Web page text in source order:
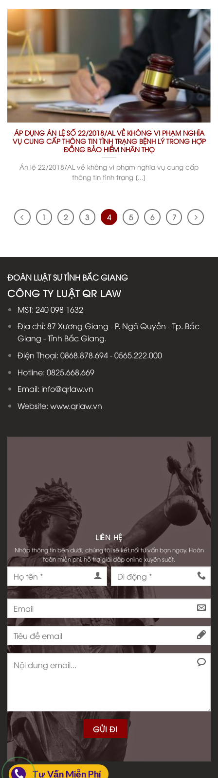
ÁP DỤNG ÁN LỆ SỐ 22/2018/AL VỀ KHÔNG VI PHẠM NGHĨA
VỤ CUNG CẤP THÔNG TIN TÌNH TRẠNG BỆNH LÝ TRONG HỢP
ĐỒNG BẢO HIỂM NHÂN THỌ
Án lệ 22/2018/AL về không vi phạm nghĩa vụ cung cấp
thông tin tình trạng [...]
1 2 3 4 5 6 7
ĐOÀN LUẬT SƯ TỈNH BẮC GIANG
CÔNG TY LUẬT QR LAW
MST: 240 098 1632
Địa chỉ: 87 Xương Giang - P. Ngô Quyền - Tp. Bắc
Giang - Tỉnh Bắc Giang.
Điện Thoại: 0868.878.694 - 0565.222.000
Hotline: 0825.668.669
Email: info@qrlaw.vn
Website: www.qrlaw.vn
LIÊN HỆ
Nhập thông tin bên dưới, chúng tôi sẽ kết nối tư vấn bạn ngay. Hoàn
toàn miễn phí, hỗ trợ giải đáp online xuyên suốt.
Tư Vấn Miễn Phí